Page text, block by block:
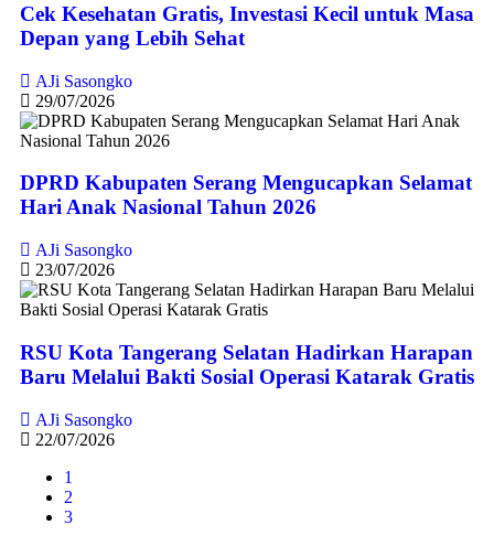
Cek Kesehatan Gratis, Investasi Kecil untuk Masa
Depan yang Lebih Sehat
AJi Sasongko
29/07/2026
DPRD Kabupaten Serang Mengucapkan Selamat
Hari Anak Nasional Tahun 2026
AJi Sasongko
23/07/2026
RSU Kota Tangerang Selatan Hadirkan Harapan
Baru Melalui Bakti Sosial Operasi Katarak Gratis
AJi Sasongko
22/07/2026
1
2
3